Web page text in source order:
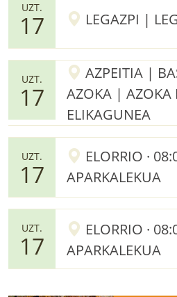
UZT.
17 LEGAZPI |
UZT.
17
AZPEITIA |
AZOKA | AZOKA
ELIKAGUNEA
UZT.
17
ELORRIO ·
APARKALEKUA
UZT.
17
ELORRIO ·
APARKALEKUA